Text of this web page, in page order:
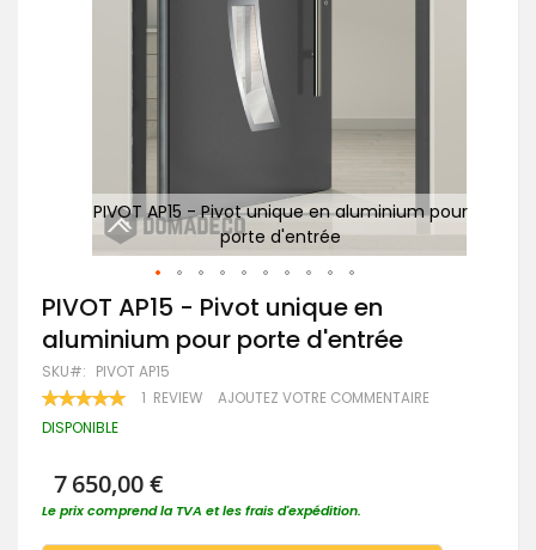
PIVOT AP15 - Pivot unique en aluminium pour
porte d'entrée
Passer
au
début
de
la
Galerie
d’images
PIVOT AP15 - Pivot unique en
aluminium pour porte d'entrée
SKU PIVOT AP15
RATING: 1 REVIEW AJOUTEZ VOTRE COMMENTAIRE
DISPONIBLE
7 650,00 €
Le prix comprend la TVA et les frais d'expédition.